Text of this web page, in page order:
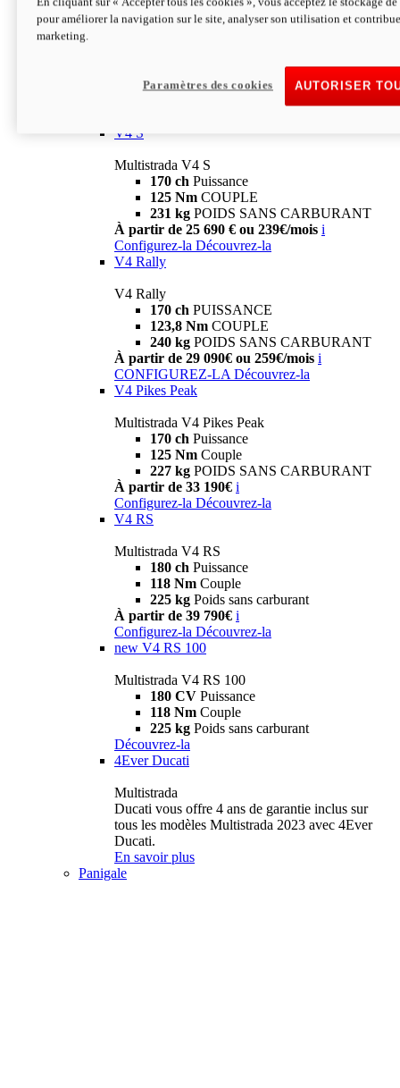
V4
229 KgPOIDS SANS CARBURANT
V4 S
Multistrada V4 S
170 ch Puissance
125 Nm COUPLE
231 kg POIDS SANS CARBURANT
À partir de 25 690 € ou 239€/mois i
Configurez-la Découvrez-la
V4 Rally
V4 Rally
170 ch PUISSANCE
123,8 Nm COUPLE
240 kg POIDS SANS CARBURANT
À partir de 29 090€ ou 259€/mois i
CONFIGUREZ-LA Découvrez-la
V4 Pikes Peak
Multistrada V4 Pikes Peak
170 ch Puissance
125 Nm Couple
227 kg POIDS SANS CARBURANT
À partir de 33 190€ i
Configurez-la Découvrez-la
V4 RS
Multistrada V4 RS
180 ch Puissance
118 Nm Couple
225 kg Poids sans carburant
À partir de 39 790€ i
Configurez-la Découvrez-la
new V4 RS 100
Multistrada V4 RS 100
180 CV Puissance
118 Nm Couple
225 kg Poids sans carburant
Découvrez-la
4Ever Ducati
Multistrada
Ducati vous offre 4 ans de garantie inclus sur
tous les modèles Multistrada 2023 avec 4Ever
Ducati.
En savoir plus
Panigale
pour améliorer la navigation sur le site, analyser son utilisation et
marketing.
AUTORISER
Paramètres des cookies